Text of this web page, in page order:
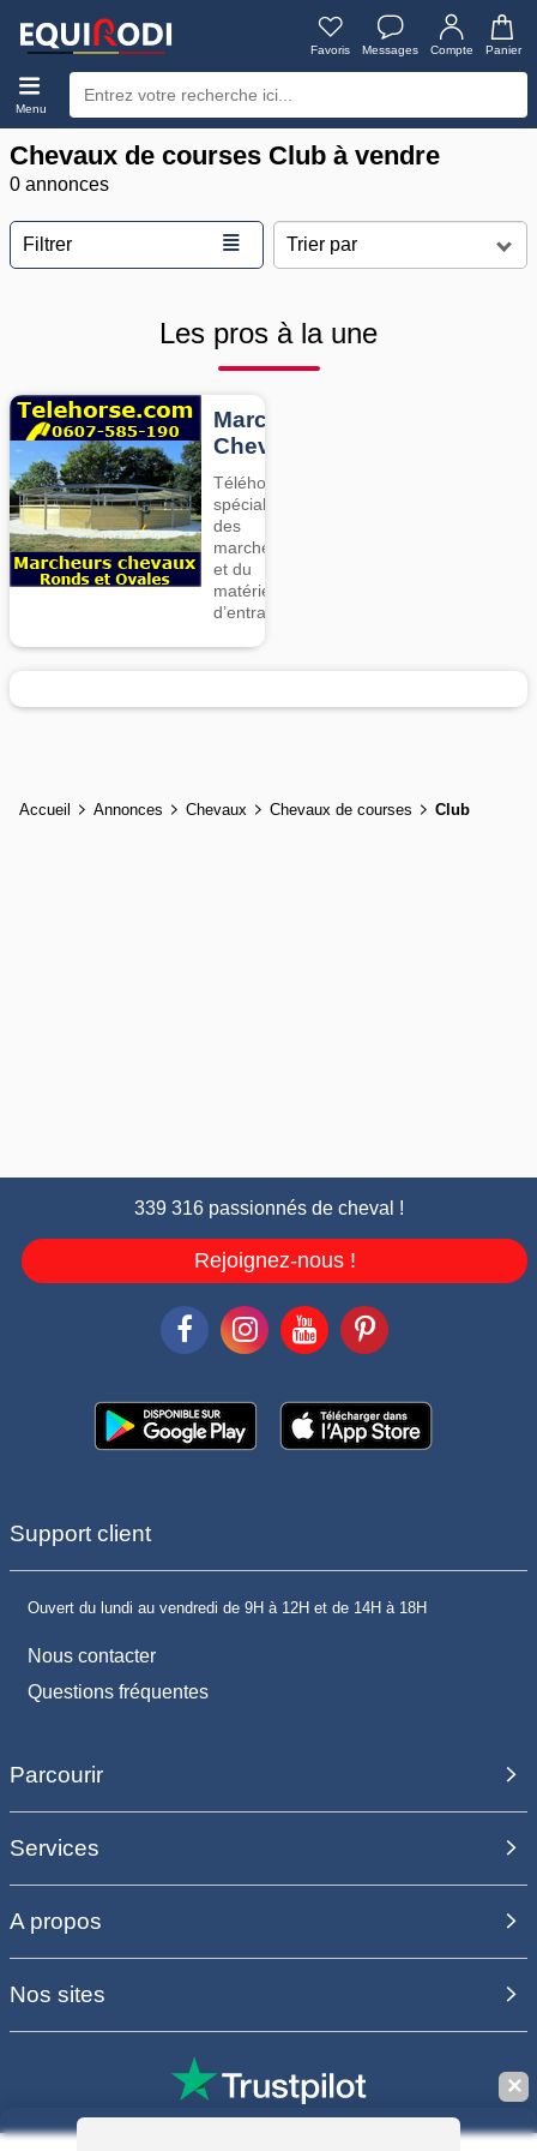
Favoris Messages Compte Panier
Menu
Chevaux de courses Club à vendre
0 annonces
Filtrer ≣
Les pros à la une
Marcheurs
Chevaux
Téléhorse,
spécialiste
des
marcheurs
et du
matériel
d’entrainement
Accueil Annonces Chevaux Chevaux de courses Club
339 316 passionnés de cheval !
Rejoignez-nous !
Support client
Ouvert du lundi au vendredi de 9H à 12H et de 14H à 18H
Nous contacter
Questions fréquentes
Parcourir
Services
A propos
Nos sites
✕